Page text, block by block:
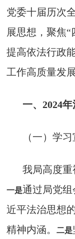
党委十届历次
展思想，聚焦“
提高依法行政
工作高质量发
一、2024
（一）学
我局高度重
一是通过局党
近平法治思想
精神内涵。二是